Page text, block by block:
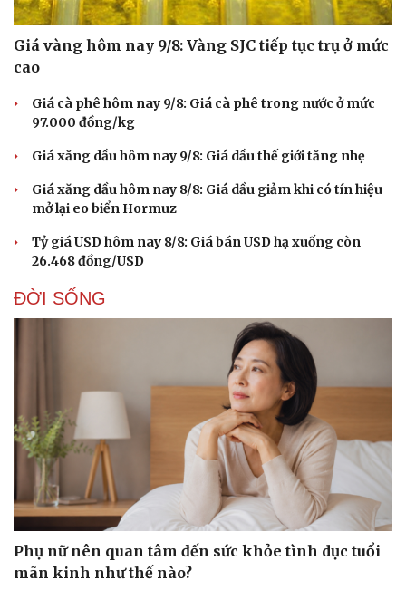
Giá vàng hôm nay 9/8: Vàng SJC tiếp tục trụ ở mức
cao
Giá cà phê hôm nay 9/8: Giá cà phê trong nước ở mức
97.000 đồng/kg
Giá xăng dầu hôm nay 9/8: Giá dầu thế giới tăng nhẹ
Giá xăng dầu hôm nay 8/8: Giá dầu giảm khi có tín hiệu
mở lại eo biển Hormuz
Tỷ giá USD hôm nay 8/8: Giá bán USD hạ xuống còn
26.468 đồng/USD
ĐỜI SỐNG
Phụ nữ nên quan tâm đến sức khỏe tình dục tuổi
mãn kinh như thế nào?